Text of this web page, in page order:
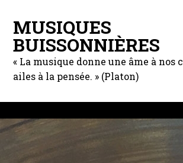
MUSIQUES
BUISSONNIÈRES
« La musique donne une âme à nos
ailes à la pensée. » (Platon)